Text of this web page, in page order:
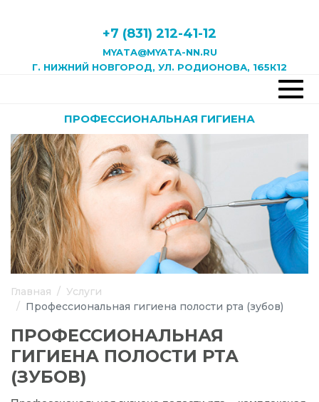
+7 (831) 212-41-12
MYATA@MYATA-NN.RU
Г. НИЖНИЙ НОВГОРОД, УЛ. РОДИОНОВА, 165К12
ПРОФЕССИОНАЛЬНАЯ ГИГИЕНА
Главная
Услуги
Профессиональная гигиена полости рта (зубов)
ПРОФЕССИОНАЛЬНАЯ
ГИГИЕНА ПОЛОСТИ РТА
(ЗУБОВ)